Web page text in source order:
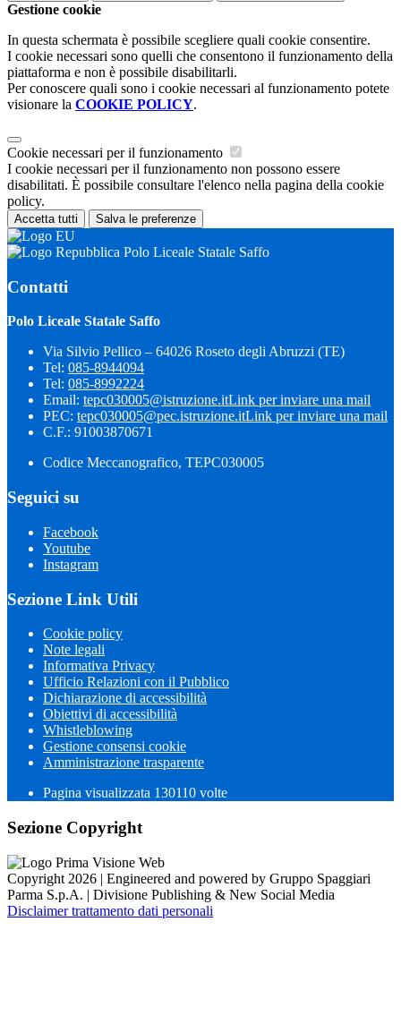
Gestione cookie
In questa schermata è possibile scegliere quali cookie consentire.
I cookie necessari sono quelli che consentono il funzionamento della
piattaforma e non è possibile disabilitarli.
Per conoscere quali sono i cookie necessari al funzionamento potete
visionare la COOKIE POLICY.
Cookie necessari per il funzionamento
I cookie necessari per il funzionamento non possono essere
disabilitati. È possibile consultare l'elenco nella pagina della cookie
policy.
Accetta tutti Salva le preferenze
Polo Liceale Statale Saffo
Contatti
Polo Liceale Statale Saffo
Via Silvio Pellico – 64026 Roseto degli Abruzzi (TE)
Tel: 085-8944094
Tel: 085-8992224
Email: tepc030005@istruzione.itLink per inviare una mail
PEC: tepc030005@pec.istruzione.itLink per inviare una mail
C.F.: 91003870671
Codice Meccanografico, TEPC030005
Seguici su
Facebook
Youtube
Instagram
Sezione Link Utili
Cookie policy
Note legali
Informativa Privacy
Ufficio Relazioni con il Pubblico
Dichiarazione di accessibilità
Obiettivi di accessibilità
Whistleblowing
Gestione consensi cookie
Amministrazione trasparente
Pagina visualizzata 130110 volte
Sezione Copyright
Copyright 2026 | Engineered and powered by Gruppo Spaggiari
Parma S.p.A. | Divisione Publishing & New Social Media
Disclaimer trattamento dati personali